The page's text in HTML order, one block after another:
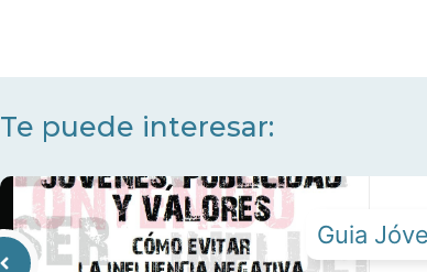
Te puede interesar:
Guia